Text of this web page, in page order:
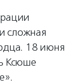
сложная
18 июня
Ксюше